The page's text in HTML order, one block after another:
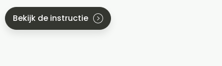
Bekijk de instructie